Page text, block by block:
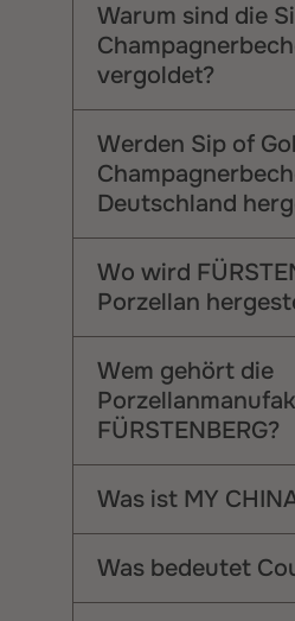
Warum sind die
vergoldet?
Werden Sip of
Deutschland
Wo wird
Porzellan
Wem gehört die
FÜRSTENBERG?
Was ist MY
Was bedeutet